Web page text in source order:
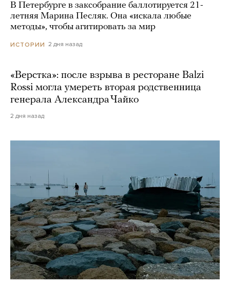
В Петербурге в заксобрание баллотируется 21-
летняя Марина Песляк. Она «искала любые
методы», чтобы агитировать за мир
ИСТОРИИ 2 дня назад
«Верстка»: после взрыва в ресторане Balzi
Rossi могла умереть вторая родственница
генерала Александра Чайко
2 дня назад